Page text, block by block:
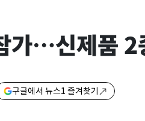
가…신제품 2
구글에서 뉴스1 즐겨찾기